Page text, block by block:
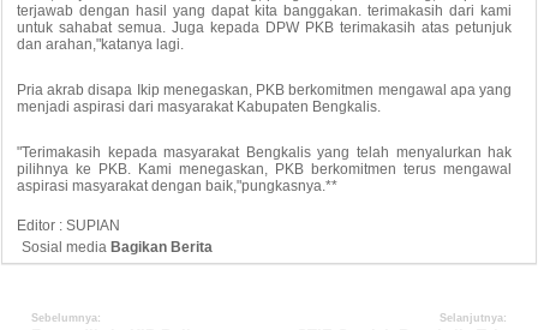
terjawab dengan hasil yang dapat kita banggakan. terimakasih dari kami
untuk sahabat semua. Juga kepada DPW PKB terimakasih atas petunjuk
dan arahan,"katanya lagi.
Pria akrab disapa Ikip menegaskan, PKB berkomitmen mengawal apa yang
menjadi aspirasi dari masyarakat Kabupaten Bengkalis.
"Terimakasih kepada masyarakat Bengkalis yang telah menyalurkan hak
pilihnya ke PKB. Kami menegaskan, PKB berkomitmen terus mengawal
aspirasi masyarakat dengan baik,"pungkasnya.**
Editor : SUPIAN
Sosial media Bagikan Berita
Sebelumnya: Selanjutnya: